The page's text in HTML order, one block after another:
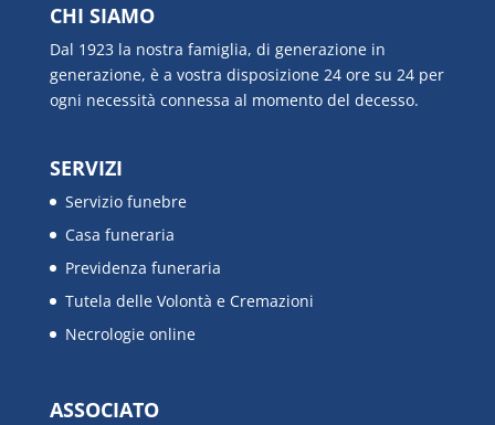
CHI SIAMO
Dal 1923 la nostra famiglia, di generazione in
generazione, è a vostra disposizione 24 ore su 24 per
ogni necessità connessa al momento del decesso.
SERVIZI
Servizio funebre
Casa funeraria
Previdenza funeraria
Tutela delle Volontà e Cremazioni
Necrologie online
ASSOCIATO